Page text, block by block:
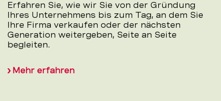
Erfahren Sie, wie wir Sie von der Gründung
Ihres Unternehmens bis zum Tag, an dem Sie
Ihre Firma verkaufen oder der nächsten
Generation weitergeben, Seite an Seite
begleiten.
Mehr erfahren